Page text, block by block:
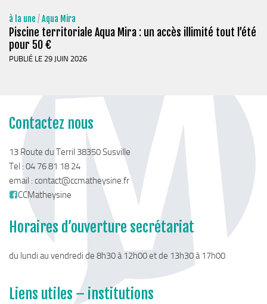
Aménagements touristiques
Stratégie de développement touristique
Taxe de séjour & Tourisme
La taxe de séjour
Matheysine Tourisme
Enfance & Cohésion Sociale
Petite Enfance
Relais Petite Enfance
Grandir en Matheysine
Crèches et LAEP
Jeunesse
à la une / Aqua Mira
Piscine territoriale Aqua Mira : un accès illimité tout l’été
pour 50 €
PUBLIÉ LE 29 JUIN 2026
Contactez nous
13 Route du Terril 38350 Susville
Tel : 04 76 81 18 24
email : contact@ccmatheysine.fr
CCMatheysine
Horaires d’ouverture secrétariat
du lundi au vendredi de 8h30 à 12h00 et de 13h30 à 17h00
Liens utiles – institutions